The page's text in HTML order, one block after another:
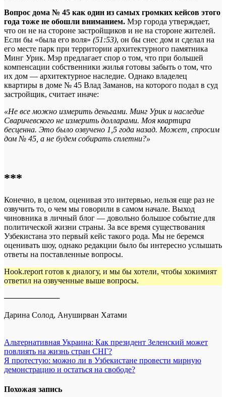
Вопрос дома № 45 как один из самых громких кейсов этого
года тоже не обошли вниманием. Мэр города утверждает,
что он не на стороне застройщиков и не на стороне жителей.
Если бы «была его воля» (51:53), он бы снес дом и сделал на
его месте парк при территории архитектурного памятника
Минг Урик. Мэр предлагает спор о том, что при большей
компенсации собственники жилья готовы забыть о том, что
их дом — архитектурное наследие. Однако владелец
квартиры в доме № 45 Влад Заманов, на которого подал в суд
застройщик, считает иначе:
«Не все можно измерить деньгами. Минг Урик и наследие
Сваричевского не измерить долларами. Моя квартира
бесценна. Это было озвучено 1,5 года назад. Может, спросим
дом № 45, а не будем собирать сплетни?»
***
Конечно, в целом, оценивая это интервью, нельзя еще раз не
озвучить то, о чем мы говорили в самом начале. Выход
чиновника в личный блог — довольно большое событие для
политической жизни страны. За все время существования
Узбекистана это первый кейс такого рода. Мы не беремся
оценивать шоу, однако редакции было бы интересно услышать
ответы на поставленные вопросы.
Hook.report готов к диалогу, и мы бы хотели, чтобы хокимият
ответил на озвученные выше вопросы.
──────────
Дарина Солод, Ануширван Хатами
Навигация
по
записям
Альтернативная Украина: Как президент Зеленский может
повлиять на жизнь стран СНГ?
Я протестую: можно ли в Узбекистане провести мирную
демонстрацию и остаться на свободе?
Похожая запись